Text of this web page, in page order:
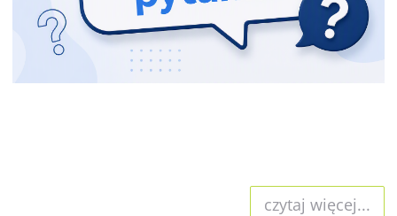
czytaj więcej...